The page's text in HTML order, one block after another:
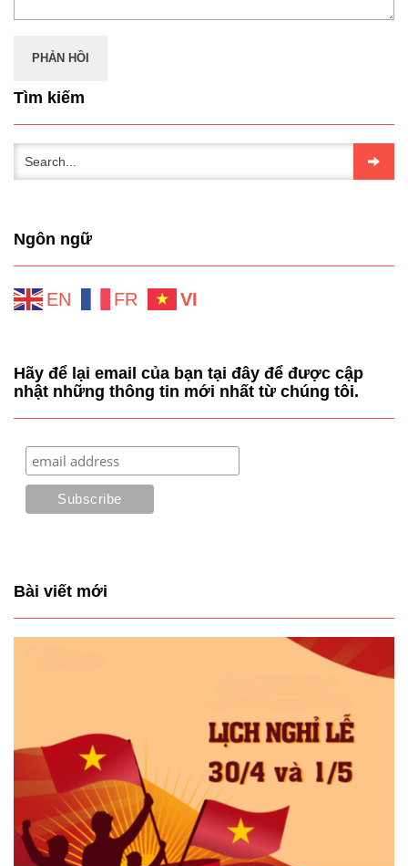
Tìm kiếm
Ngôn ngữ
EN FR VI
Hãy để lại email của bạn tại đây để được cập
nhật những thông tin mới nhất từ chúng tôi.
Bài viết mới